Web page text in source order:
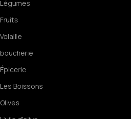
Légumes
Fruits
Volaille
boucherie
Épicerie
Les Boissons
Olives